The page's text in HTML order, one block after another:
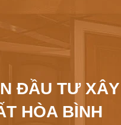
ĐẦU TƯ XÂY
HÒA BÌNH